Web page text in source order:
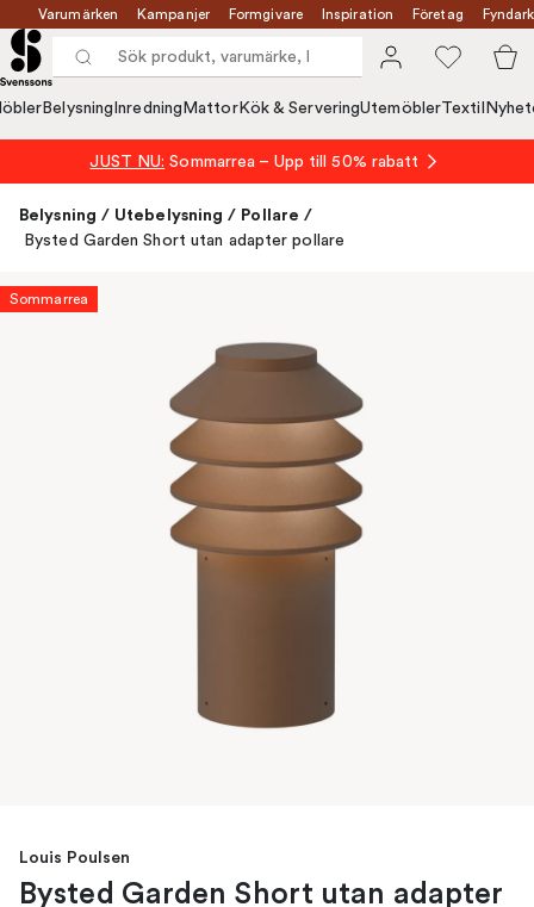
Varumärken Kampanjer Formgivare Inspiration Företag
Belysning Inredning MattorKök & ServeringUtemöblerTextil
JUST NU: Sommarrea – Upp till 50% rabatt
Belysning / Utebelysning / Pollare /
Bysted Garden Short utan adapter pollare
Sommarrea
Louis Poulsen
Bysted Garden Short utan adapter